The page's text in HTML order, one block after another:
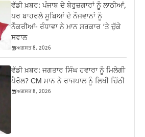
ਵੱਡੀ ਖ਼ਬਰ: ਪੰਜਾਬ ਦੇ ਬੇਰੁਜ਼ਗਾਰਾਂ ਨੂੰ ਲਾਠੀਆਂ,
ਪਰ ਬਾਹਰਲੇ ਸੂਬਿਆਂ ਦੇ ਨੌਜਵਾਨਾਂ ਨੂੰ
ਨੌਕਰੀਆਂ- ਰੰਧਾਵਾ ਨੇ ਮਾਨ ਸਰਕਾਰ ‘ਤੇ ਚੁੱਕੇ
ਸਵਾਲ
ਅਗਸਤ 8, 2026
ਵੱਡੀ ਖ਼ਬਰ: ਜਗਤਾਰ ਸਿੰਘ ਹਵਾਰਾ ਨੂੰ ਮਿਲੇਗੀ
ਪੈਰੋਲ? CM ਮਾਨ ਨੇ ਰਾਜਪਾਲ ਨੂੰ ਲਿਖੀ ਚਿੱਠੀ
ਅਗਸਤ 8, 2026